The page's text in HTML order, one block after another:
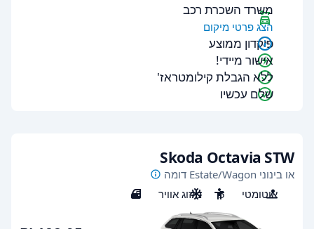
משרד השכרת רכב
הצג פרטי מיקום
פיקדון ממוצע
אישור מיידי!
ללא הגבלת קילומטראז'
שלם עכשיו
Skoda Octavia STW
או בינוני Estate/Wagon דומה
אוטומטי
5 מיזוג אוויר 5